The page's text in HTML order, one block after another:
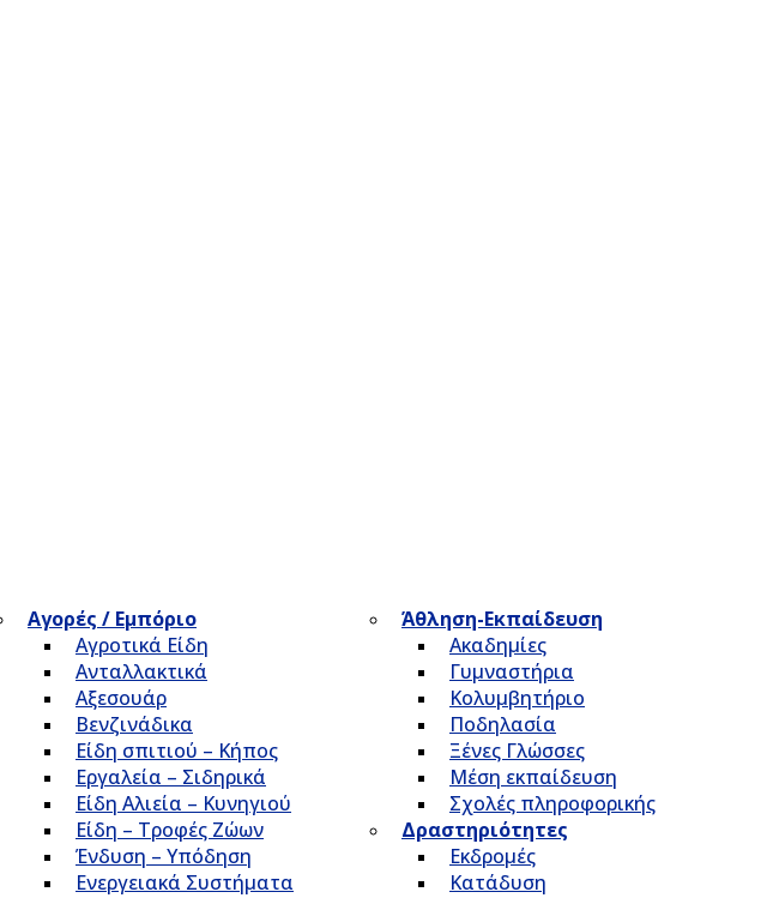
Αγορές / Εμπόριο
Αγροτικά Είδη
Ανταλλακτικά
Αξεσουάρ
Βενζινάδικα
Είδη σπιτιού – Κήπος
Εργαλεία – Σιδηρικά
Είδη Αλιεία – Κυνηγιού
Είδη – Τροφές Ζώων
Ένδυση – Υπόδηση
Ενεργειακά Συστήματα
Άθληση-Εκπαίδευση
Ακαδημίες
Γυμναστήρια
Κολυμβητήριο
Ποδηλασία
Ξένες Γλώσσες
Μέση εκπαίδευση
Σχολές πληροφορικής
Δραστηριότητες
Εκδρομές
Κατάδυση